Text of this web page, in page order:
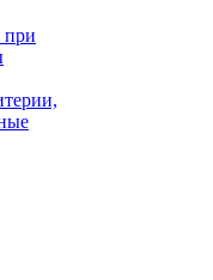
при